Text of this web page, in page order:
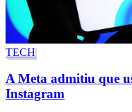
TECH
A Meta admitiu que
Instagram